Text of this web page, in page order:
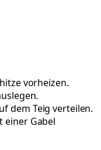
vorheizen.
dem Teig verteilen.
einer Gabel